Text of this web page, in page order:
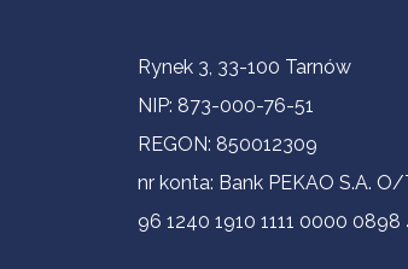
Informacje kontaktowe
Rynek 3, 33-100 Tarnów
NIP: 873-000-76-51
REGON: 850012309
nr konta: Bank PEKAO S.A.
96 1240 1910 1111 0000 0898